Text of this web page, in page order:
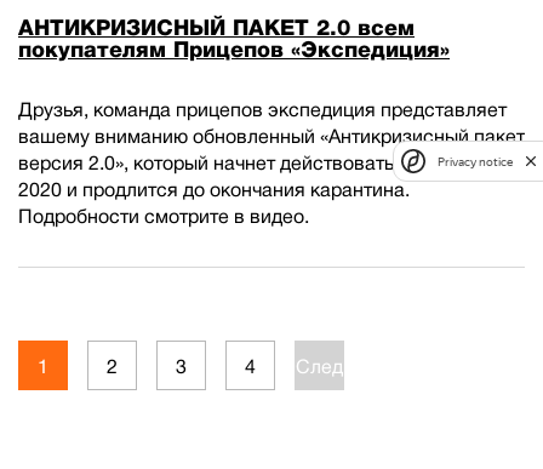
АНТИКРИЗИСНЫЙ ПАКЕТ 2.0 всем
покупателям Прицепов «Экспедиция»
Друзья, команда прицепов экспедиция представляет
вашему вниманию обновленный «Антикризисный пакет
версия 2.0», который начнет действовать с 20 апреля
2020 и продлится до окончания карантина.
Подробности смотрите в видео.
1 2 3 4 След.
Privacy notice